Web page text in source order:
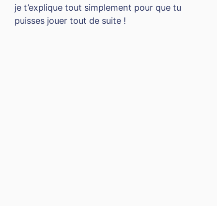
je t’explique tout simplement pour que tu
puisses jouer tout de suite !